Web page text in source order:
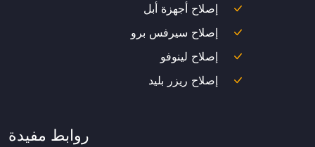
إصلاح أجهزة أبل
إصلاح سيرفس برو
إصلاح لينوفو
إصلاح ريزر بليد
روابط مفيدة